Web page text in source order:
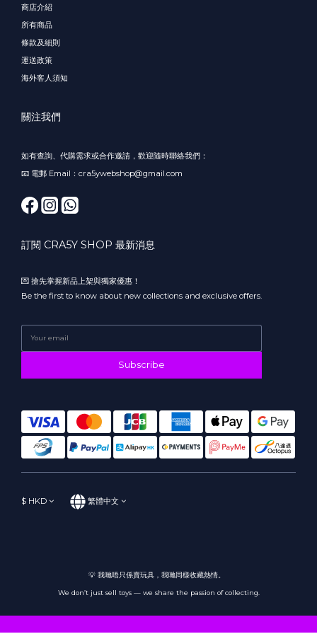
商店介紹
所有商品
條款及細則
運送政策
海外客人須知
關注我們
如有查詢、代購需求或合作邀請，歡迎隨時聯絡我們：
📧 電郵 Email：cra5ywebshop@gmail.com
訂閱 CRA5Y SHOP 最新消息
💌 搶先掌握新品上架與獨家優惠！
Be the first to know about new collections and exclusive offers.
Subscribe
$ HKD 繁體中文
💡 我哋唔只係賣玩具，我哋同樣收藏熱情。
We don’t just sell toys — we share the passion of collecting.